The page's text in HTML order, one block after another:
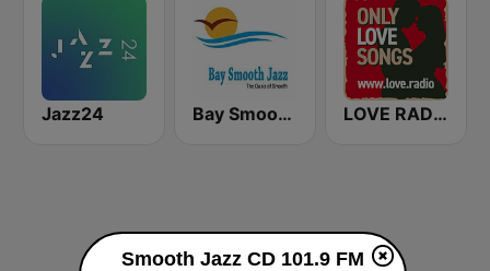
Jazz24 Bay Smooth Jazz LOVE RADIO www.LOVE.radio
Smooth Jazz CD 101.9 FM